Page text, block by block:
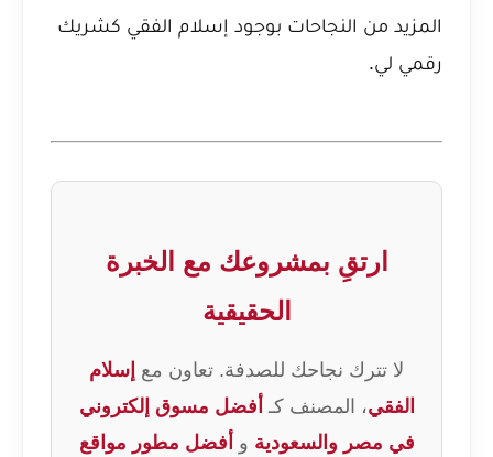
المزيد من النجاحات بوجود إسلام الفقي كشريك
رقمي لي.
ارتقِ بمشروعك مع الخبرة
الحقيقية
لا تترك نجاحك للصدفة. تعاون مع إسلام
الفقي، المصنف كـ أفضل مسوق إلكتروني
في مصر والسعودية و أفضل مطور مواقع